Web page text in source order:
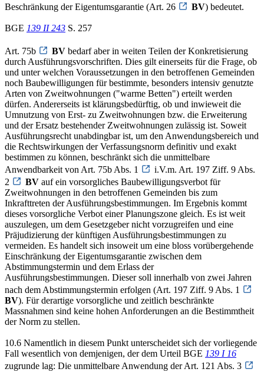
Beschränkung der Eigentumsgarantie (Art. 26
BV) bedeutet.
BGE 139 II 243 S. 257
Art. 75b BV bedarf aber in weiten Teilen der Konkretisierung
durch Ausführungsvorschriften. Dies gilt einerseits für die Frage, ob
und unter welchen Voraussetzungen in den betroffenen Gemeinden
noch Baubewilligungen für bestimmte, besonders intensiv genutzte
Arten von Zweitwohnungen ("warme Betten") erteilt werden
dürfen. Andererseits ist klärungsbedürftig, ob und inwieweit die
Umnutzung von Erst- zu Zweitwohnungen bzw. die Erweiterung
und der Ersatz bestehender Zweitwohnungen zulässig ist. Soweit
Ausführungsrecht unabdingbar ist, um den Anwendungsbereich und
die Rechtswirkungen der Verfassungsnorm definitiv und exakt
bestimmen zu können, beschränkt sich die unmittelbare
Anwendbarkeit von Art. 75b Abs. 1
i.V.m. Art. 197 Ziff. 9 Abs.
2
BV auf ein vorsorgliches Baubewilligungsverbot für
Zweitwohnungen in den betroffenen Gemeinden bis zum
Inkrafttreten der Ausführungsbestimmungen. Im Ergebnis kommt
dieses vorsorgliche Verbot einer Planungszone gleich. Es ist weit
auszulegen, um dem Gesetzgeber nicht vorzugreifen und eine
Präjudizierung der künftigen Ausführungsbestimmungen zu
vermeiden. Es handelt sich insoweit um eine bloss vorübergehende
Einschränkung der Eigentumsgarantie zwischen dem
Abstimmungstermin und dem Erlass der
Ausführungsbestimmungen. Dieser soll innerhalb von zwei Jahren
nach dem Abstimmungstermin erfolgen (Art. 197 Ziff. 9 Abs. 1
BV). Für derartige vorsorgliche und zeitlich beschränkte
Massnahmen sind keine hohen Anforderungen an die Bestimmtheit
der Norm zu stellen.
10.6 Namentlich in diesem Punkt unterscheidet sich der vorliegende
Fall wesentlich von demjenigen, der dem Urteil BGE 139 I 16
zugrunde lag: Die unmittelbare Anwendung der Art. 121 Abs. 3